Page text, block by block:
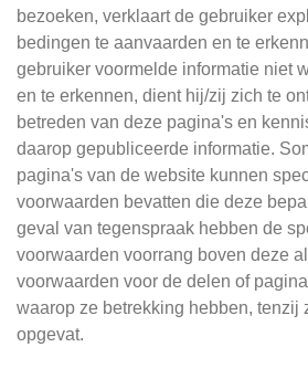
bezoeken, verklaart de gebruiker
bedingen te aanvaarden en te
gebruiker voormelde informatie niet
en te erkennen, dient hij/zij zich te
betreden van deze pagina's en
daarop gepubliceerde informatie.
pagina's van de website kunnen
voorwaarden bevatten die deze
geval van tegenspraak hebben de
voorwaarden voorrang boven deze
voorwaarden voor de delen of
waarop ze betrekking hebben, tenzij
opgevat.